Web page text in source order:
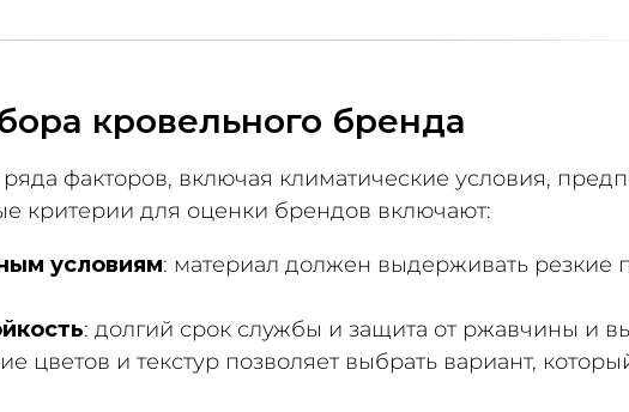
кровельного бренда
факторов, включая климатические условия,
критерии для оценки брендов включают:
условиям: материал должен выдерживать резкие
: долгий срок службы и защита от ржавчины и
цветов и текстур позволяет выбрать вариант,